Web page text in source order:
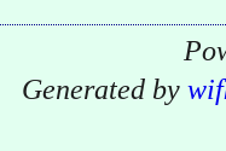
Generated by